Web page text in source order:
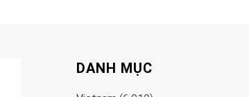
DANH MỤC